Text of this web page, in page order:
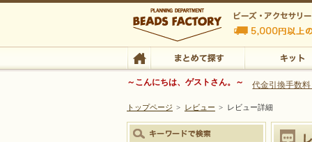
ビーズファクトリー ビーズ・パーツ・金具など
ビーズ・アクセサリ
ビーズ・アクセサリーの専門店 ビーズファクト
～こんにちは、ゲストさん。～ 代金引換手数
トップページ > レビュー > レビュー詳細